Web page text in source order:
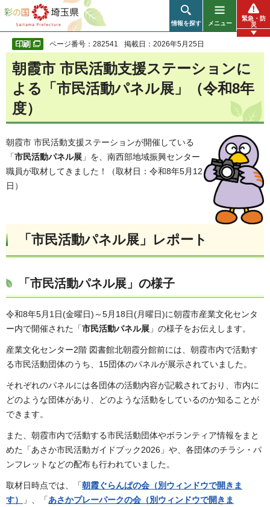
彩の国 埼玉県
情報を探す メニュー
緊急・防
災
ページ番号：282541 掲載日：2026年5月25日
朝霞市 市民活動支援ステーションに
よる「市民活動パネル展」（令和8年
度）
朝霞市 市民活動支援ステーションが開催している
「市民活動パネル展 」を、南西部地域振興センター
職員が取材してきました！（取材日：令和8年5月12
日）
「市民活動パネル展」レポート
「市民活動パネル展」の様子
令和8年5月1日(金曜日)～5月18日(月曜日)に朝霞市産業文化センタ
ー内で開催された「市民活動パネル展 」の様子をお伝えします。
産業文化センター2階 図書館北朝霞分館前には、朝霞市内で活動す
る市民活動団体のうち、15団体のパネルが展示されていました。
それぞれのパネルには各団体の活動内容が記載されており、市内に
どのような団体があり、どのような活動をしているのか知ることが
できます。
また、朝霞市内で活動する市民活動団体やボランティア情報をまと
めた「あさか市民活動ガイドブック2026」や、各団体のチラシ・パ
ンフレットなどの配布も行われていました。
取材日時点では、「朝霞ぐらんぱの会（別ウィンドウで開きま
す）
」、「あさかプレーパークの会（別ウィンドウで開きま